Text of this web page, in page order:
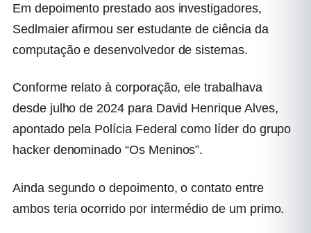
Em depoimento prestado aos investigadores,
Sedlmaier afirmou ser estudante de ciência da
computação e desenvolvedor de sistemas.
Conforme relato à corporação, ele trabalhava
desde julho de 2024 para David Henrique Alves,
apontado pela Polícia Federal como líder do grupo
hacker denominado “Os Meninos”.
Ainda segundo o depoimento, o contato entre
ambos teria ocorrido por intermédio de um primo.